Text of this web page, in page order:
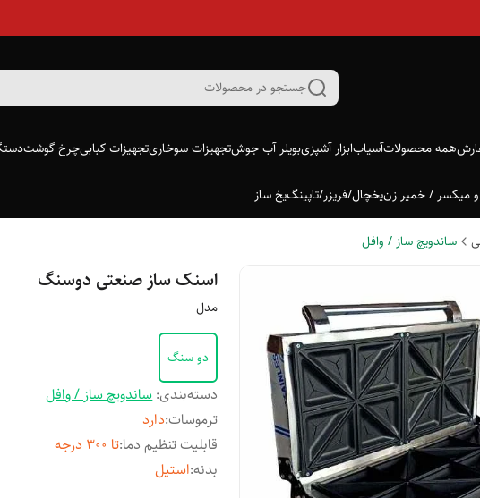
جستجو در محصولات
همه محصولاتآسیابابزار آشپزیبویلر آب جوشتجهیزات سوخاریتجهیزات کبابیچرخ گوشت
میکسر / خمیر زنیخچال/فریزر/تاپینگیخ ساز
ساندویچ ساز / وافل
اسنک ساز صنعتی دوسنگ
مدل
دو سنگ
دسته‌بندی:ساندویچ ساز / وافل
ترموسات:دارد
قابلیت تنظیم دما:تا ۳۰۰ درجه
بدنه:استیل